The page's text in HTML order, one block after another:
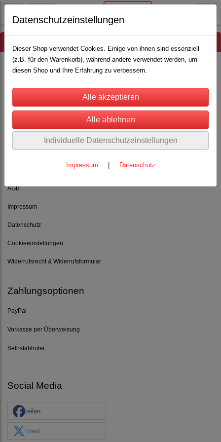
AGB
Impressum
Datenschutz
Cookieeinstellungen
Widerrufsrecht & Widerrufsformular
Zahlungsoptionen
PayPal
Vorkasse per Überweisung
Selbstabholer
Social Media
teilen
tweet
Datenschutzeinstellungen
Dieser Shop verwendet Cookies. Einige von ihnen sind essenziell
(z.B. für den Warenkorb), während andere verwendet werden, um
diesen Shop und Ihre Erfahrung zu verbessern.
Individuelle Datenschutzeinstellungen
Impressum Datenschutz